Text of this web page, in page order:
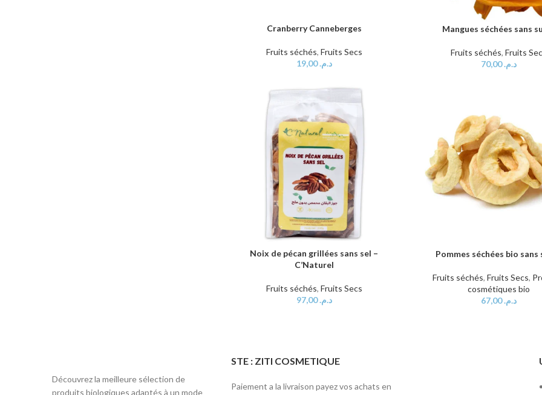
AJOUTER AU PANIER
Cranberry Canneberges
Fruits séchés, Fruits Secs
د.م.19,00
AJOUTER AU PANIER
Mangues séchées sans
Fruits séchés,Fruits
د.م.70,00
AJOUTER AU PANIER
Noix de pécan grillées sans sel –
C’Naturel
Fruits séchés, Fruits Secs
د.م.97,00
AJOUTER AU PANIER
Pommes séchées bio sans
Fruits séchés,Fruits Secs,
cosmétiques bio
د.م.67,00
Découvrez la meilleure sélection de
produits biologiques adaptés à un mode
STE : ZITI COSMETIQUE
Paiement a la livraison payez vos achats en